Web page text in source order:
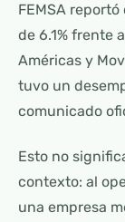
FEMSA
de 6.1% frente
Américas y
tuvo un
comunicado
Esto no
contexto: al
una empresa